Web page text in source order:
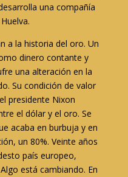
una compañía
a la historia del oro. Un
dinero contante y
una alteración en la
Su condición de valor
presidente Nixon
el dólar y el oro. Se
acaba en burbuja y en
un 80%. Veinte años
país europeo,
está cambiando. En